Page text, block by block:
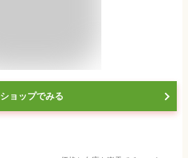
ショップでみる